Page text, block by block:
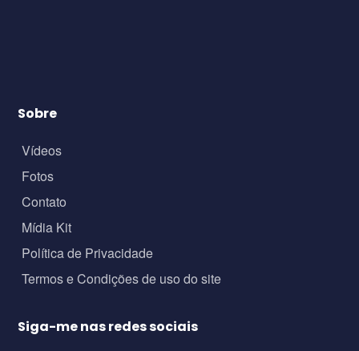
Sobre
Vídeos
Fotos
Contato
Mídia Kit
Política de Privacidade
Termos e Condições de uso do site
Siga-me nas redes sociais